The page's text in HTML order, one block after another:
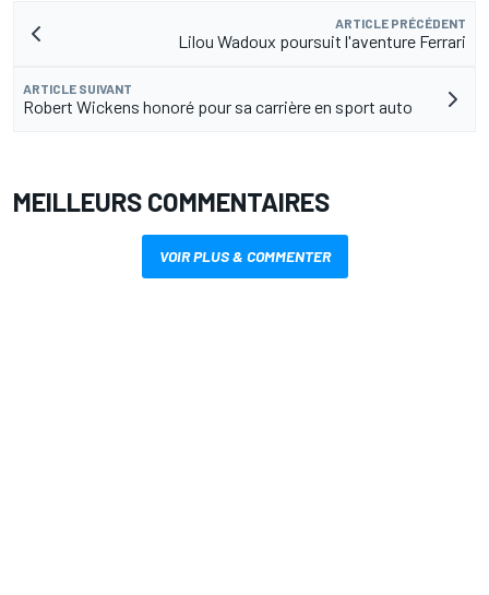
ARTICLE PRÉCÉDENT
Lilou Wadoux poursuit l'aventure Ferrari
ARTICLE SUIVANT
Robert Wickens honoré pour sa carrière en sport auto
MEILLEURS COMMENTAIRES
VOIR PLUS & COMMENTER